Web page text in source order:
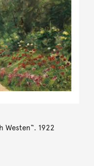
Westen“. 1922